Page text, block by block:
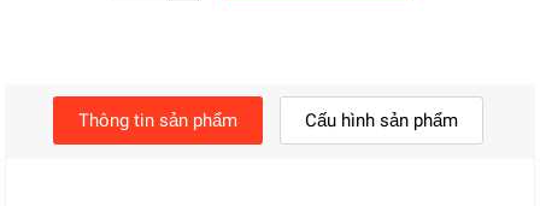
Thông tin sản phẩm Cấu hình sản phẩm